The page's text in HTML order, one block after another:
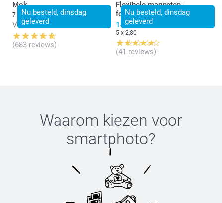
Nu besteld, dinsdag
geleverd
Mok
7 varianten
Vanaf 11,99
(683 reviews)
Nu besteld, dinsdag
geleverd
Flexibele magneten -
fotostrip
14,00
5 x 2,80
(41 reviews)
Waarom kiezen voor
smartphoto?